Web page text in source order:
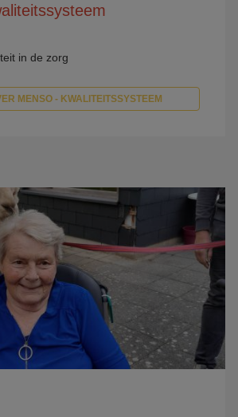
in de zorg
MENSO - KWALITEITSSYSTEEM